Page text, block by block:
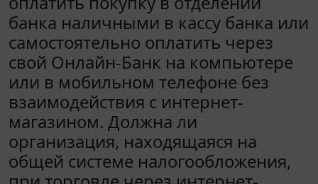
банка наличными в кассу банка или
самостоятельно оплатить через
свой Онлайн-Банк на компьютере
или в мобильном телефоне без
взаимодействия с интернет-
магазином. Должна ли
организация, находящаяся на
общей системе налогообложения,